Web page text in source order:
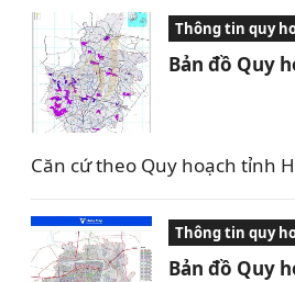
Thông tin quy
Bản đồ Quy
Căn cứ theo Quy hoạch tỉnh
Thông tin quy
Bản đồ Quy